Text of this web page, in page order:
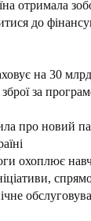
отримала
до
на 30
за
про новий
охоплює